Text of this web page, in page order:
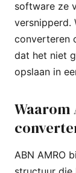
software ze
versnipperd.
converteren
dat het niet
opslaan in
Waarom
ABN AMRO